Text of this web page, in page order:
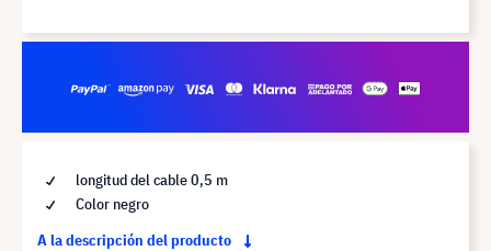
longitud del cable 0,5 m
Color negro
A la descripción del producto